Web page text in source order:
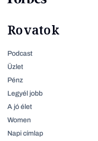
Rovatok
Podcast
Üzlet
Pénz
Legyél jobb
A jó élet
Women
Napi címlap